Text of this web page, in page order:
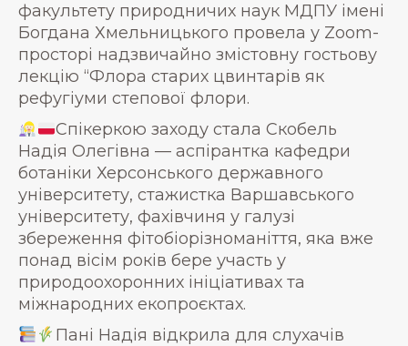
факультету природничих наук МДПУ імені
Богдана Хмельницького провела у Zoom-
просторі надзвичайно змістовну гостьову
лекцію “Флора старих цвинтарів як
рефугіуми степової флори.
Спікеркою заходу стала Скобель
Надія Олегівна — аспірантка кафедри
ботаніки Херсонського державного
університету, стажистка Варшавського
університету, фахівчиня у галузі
збереження фітобіорізноманіття, яка вже
понад вісім років бере участь у
природоохоронних ініціативах та
міжнародних екопроєктах.
Пані Надія відкрила для слухачів